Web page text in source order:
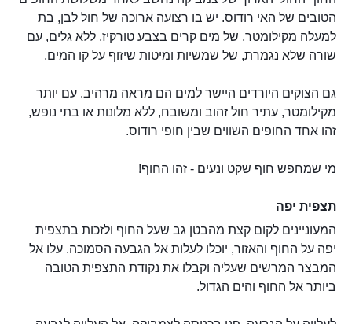
הטובים של האי רודוס. יש בו רצועה ארוכה של חול לבן, בת
למעלה מקילומטר, של מים קרים בצבע טורקיז, ללא גלים, עם
שורה שלא נגמרת, של שמשיות ומיטות שיזוף על קו המים.
גם הצוקים היורדים היישר למים הם מראה מרהיב. עם יותר
מקילומטר, עתיר חול זהוב ומשובח, ללא מלונות או בתי נופש,
זהו אחד החופים השווים שבין חופי רודוס.
מי שמחפש חוף שקט ונעים - זהו החוף!
תצפית יפה
המעוניינים לקום קצת מהבטן גב שעל החוף ולזכות בתצפית
יפה על החוף והאזור, יוכלו לעלות אל הגבעה הסמוכה. עלו אל
המבצר המרשים שעליה וקבלו את נקודת התצפית הטובה
ביותר אל החוף והים הגדול.